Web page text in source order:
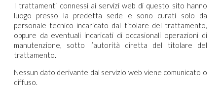
I trattamenti connessi ai servizi web di questo sito hanno
luogo presso la predetta sede e sono curati solo da
personale tecnico incaricato dal titolare del trattamento,
oppure da eventuali incaricati di occasionali operazioni di
manutenzione, sotto l’autorità diretta del titolare del
trattamento.
Nessun dato derivante dal servizio web viene comunicato o
diffuso.